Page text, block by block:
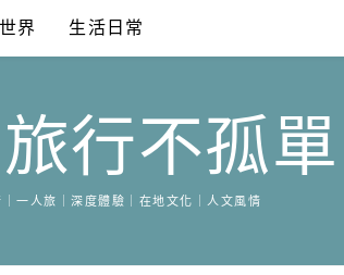
界 生活日常
行不孤單
一人旅｜深度體驗｜在地文化｜人文風情